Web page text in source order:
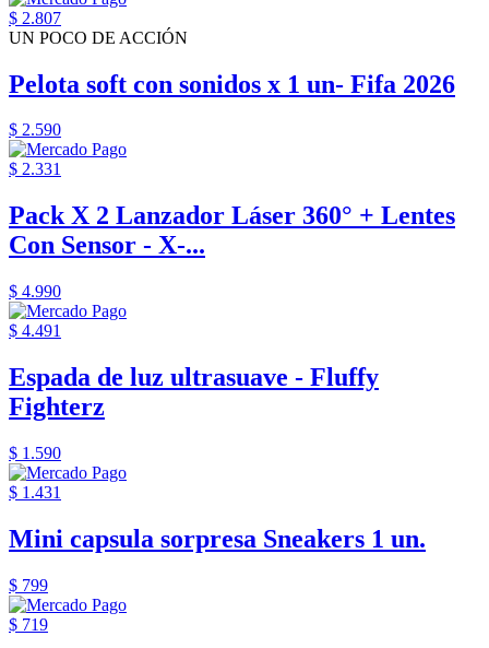
$ 2.807
UN POCO DE ACCIÓN
Pelota soft con sonidos x 1 un- Fifa 2026
$ 2.590
$ 2.331
Pack X 2 Lanzador Láser 360° + Lentes
Con Sensor - X-...
$ 4.990
$ 4.491
Espada de luz ultrasuave - Fluffy
Fighterz
$ 1.590
$ 1.431
Mini capsula sorpresa Sneakers 1 un.
$ 799
$ 719